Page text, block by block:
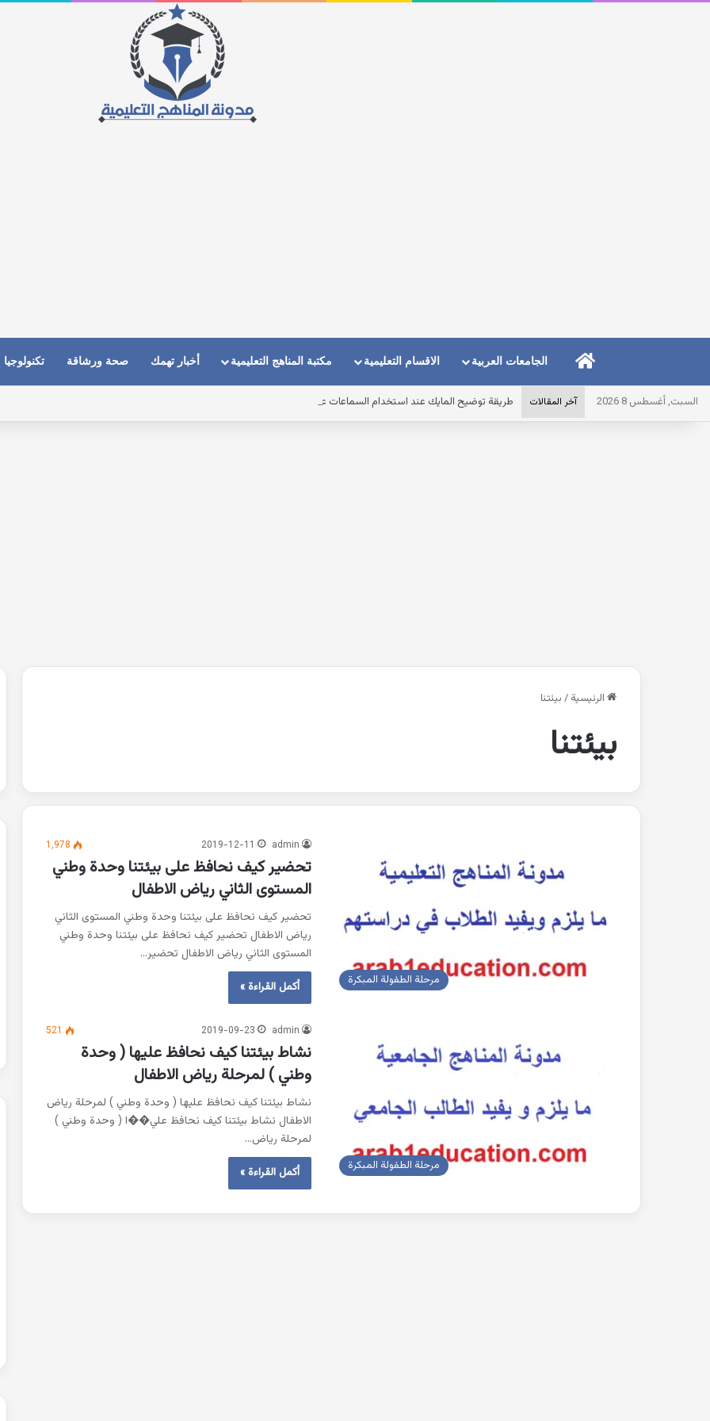
الرئيسيةالجامعات العربية الاقسام التعليمية مكتبة المناهج التعليمية أخبار تهمك صحة ورشاقة تكنولوجيا
السبت, أغسطس 8 2026 آخر المقالات طريقة توضيح المايك عند استخدام السماعات عندما يكون الصوت بعيد وقت المكالمات
الرئيسية / بيئتنا
بيئتنا
مرحلة الطفولة المبكرة
admin
2019-12-11 1٬978
تحضير كيف نحافظ على بيئتنا وحدة وطني
المستوى الثاني رياض الاطفال
تحضير كيف نحافظ على بيئتنا وحدة وطني المستوى الثاني
رياض الاطفال تحضير كيف نحافظ على بيئتنا وحدة وطني
المستوى الثاني رياض الاطفال تحضير…
أكمل القراءة »
مرحلة الطفولة المبكرة
admin
2019-09-23
521
نشاط بيئتنا كيف نحافظ عليها ( وحدة
وطني ) لمرحلة رياض الاطفال
نشاط بيئتنا كيف نحافظ عليها ( وحدة وطني ) لمرحلة رياض
الاطفال نشاط بيئتنا كيف نحافظ علي��ا ( وحدة وطني )
لمرحلة رياض…
أكمل القراءة »